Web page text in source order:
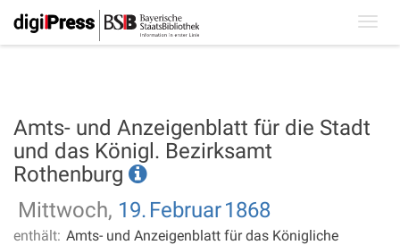
Amts- und Anzeigenblatt für die Stadt
und das Königl. Bezirksamt
Rothenburg
Mittwoch, 19. Februar1868
enthält: Amts- und Anzeigenblatt für das Königliche